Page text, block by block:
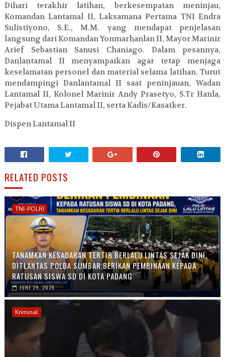
Dihari terakhir latihan, berkesempatan meninjau,
Komandan Lantamal II, Laksamana Pertama TNI Endra
Sulistiyono, S.E., M.M. yang mendapat penjelasan
langsung dari Komandan Yonmarhanlan II, Mayor Marinir
Arief Sebastian Sanusi Chaniago. Dalam pesannya,
Danlantamal II menyampaikan agar tetap menjaga
keselamatan personel dan material selama latihan. Turut
mendampingi Danlantamal II saat peninjauan, Wadan
Lantamal II, Kolonel Marinir Andy Prasetyo, S.Tr Hanla,
Pejabat Utama Lantamal II, serta Kadis/Kasatker.
Dispen Lantamal II
RELATED POSTS
TNI-POLRI
TANAMKAN KESADARAN TERTIB BERLALU LINTAS SEJAK DINI,
DITLANTAS POLDA SUMBAR BERIKAN PEMBINAAN KEPADA
RATUSAN SISWA SD DI KOTA PADANG
JUNE 29, 2026
Kriminal